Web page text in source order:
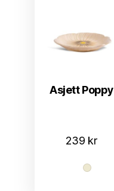
Asjett Poppy
239 kr